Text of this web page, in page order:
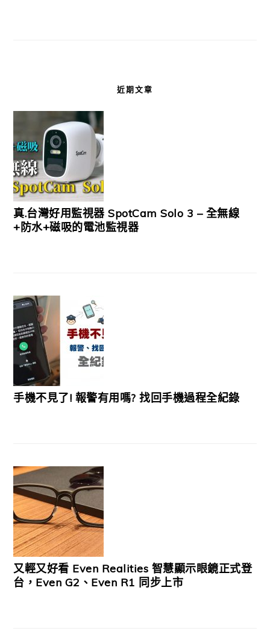
近期文章
真.台灣好用監視器 SpotCam Solo 3 – 全無線
+防水+磁吸的電池監視器
手機不見了! 報警有用嗎? 找回手機過程全紀錄
又輕又好看 Even Realities 智慧顯示眼鏡正式登
台，Even G2、Even R1 同步上市